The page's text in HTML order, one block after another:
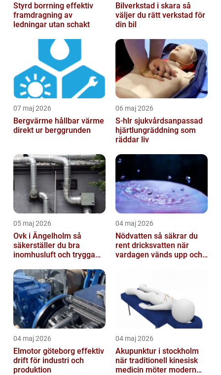
Styrd borrning effektiv
framdragning av
ledningar utan schakt
Bilverkstad i skara så
väljer du rätt verkstad för
din bil
07 maj 2026
Bergvärme hållbar värme
direkt ur berggrunden
06 maj 2026
S-hlr sjukvårdsanpassad
hjärtlungräddning som
räddar liv
05 maj 2026
Ovk i Ängelholm så
säkerställer du bra
inomhusluft och trygga
04 maj 2026
Nödvatten så säkrar du
rent dricksvatten när
vardagen vänds upp och
04 maj 2026
Elmotor göteborg effektiv
drift för industri och
produktion
04 maj 2026
Akupunktur i stockholm
när traditionell kinesisk
medicin möter modern